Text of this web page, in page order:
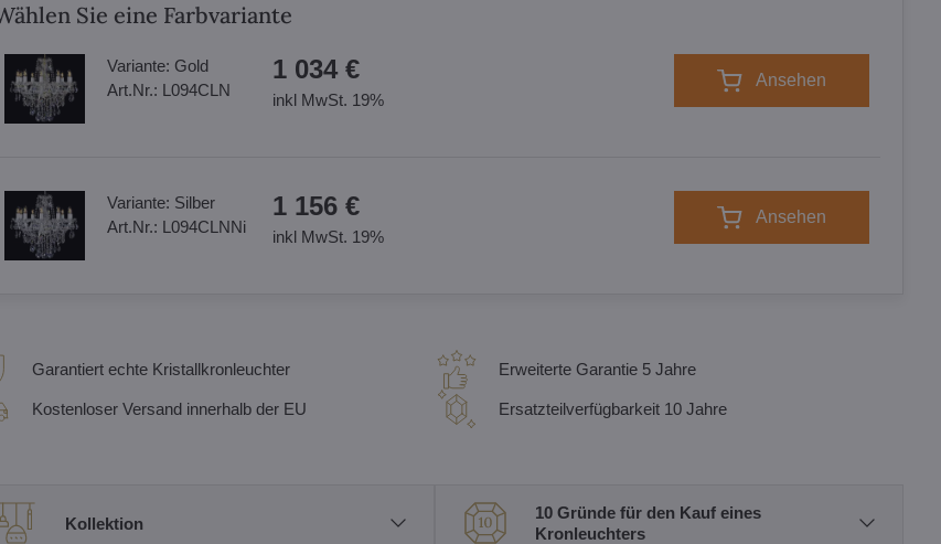
Sie eine Farbvariante
Variante: Gold
Art.Nr.: L094CLN
1 034 €
inkl MwSt. 19%
Ansehen
Variante: Silber
Art.Nr.: L094CLNNi
1 156 €
inkl MwSt. 19%
Ansehen
Garantiert echte Kristallkronleuchter
Kostenloser Versand innerhalb der EU
Erweiterte Garantie 5 Jahre
Ersatzteilverfügbarkeit 10 Jahre
Kollektion
10 Gründe für den Kauf eines
Kronleuchters